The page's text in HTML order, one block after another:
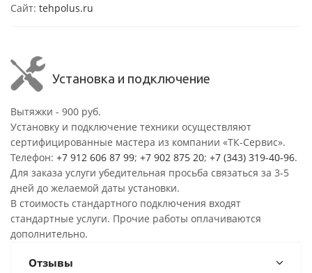
Сайт: tehpolus.ru
Установка и подключение
Вытяжки - 900 руб.
Установку и подключение техники осуществляют
сертифицированные мастера из компании «ТК-Сервис».
Телефон: +7 912 606 87 99; +7 902 875 20; +7 (343) 319-40-96.
Для заказа услуги убедительная просьба связаться за 3-5
дней до желаемой даты установки.
В стоимость стандартного подключения входят
стандартные услуги. Прочие работы оплачиваются
дополнительно.
Отзывы